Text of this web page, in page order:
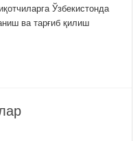
Ўзбекистонда
ва тарғиб қилиш